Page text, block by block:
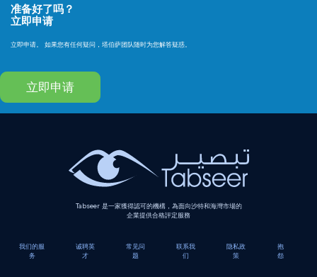
准备好了吗？
立即申请
立即申请。 如果您有任何疑问，塔伯萨团队随时为您解答疑惑。
立即申请
Tabseer 是一家獲得認可的機構，為面向沙特和海灣市場的
企業提供合格評定服務
我们的服
务
诚聘英
才
常见问
题
联系我
们
隐私政
策
抱
怨